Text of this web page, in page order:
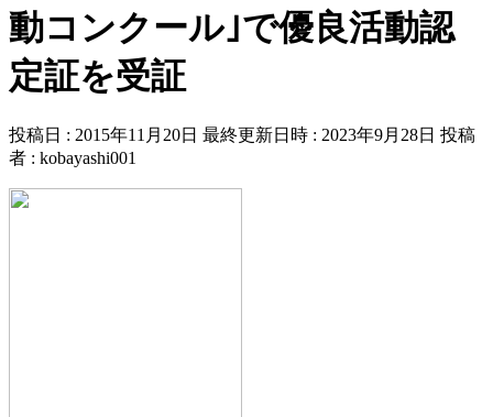
動コンクール｣で優良活動認
定証を受証
投稿日 : 2015年11月20日 最終更新日時 : 2023年9月28日 投稿
者 : kobayashi001